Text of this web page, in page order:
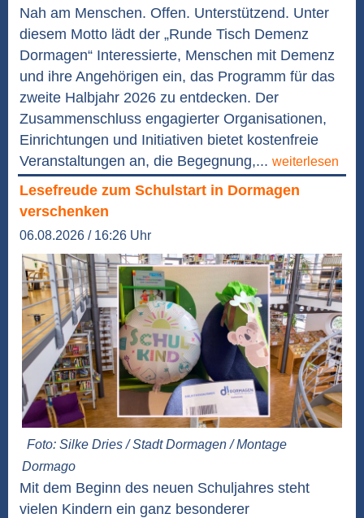
Nah am Menschen. Offen. Unterstützend. Unter
diesem Motto lädt der „Runde Tisch Demenz
Dormagen“ Interessierte, Menschen mit Demenz
und ihre Angehörigen ein, das Programm für das
zweite Halbjahr 2026 zu entdecken. Der
Zusammenschluss engagierter Organisationen,
Einrichtungen und Initiativen bietet kostenfreie
Veranstaltungen an, die Begegnung,... weiterlesen
Lesefreude zum Schulstart in Dormagen
verschenken
06.08.2026 / 16:26 Uhr
Foto: Silke Dries / Stadt Dormagen / Montage
Dormago
Mit dem Beginn des neuen Schuljahres steht
vielen Kindern ein ganz besonderer